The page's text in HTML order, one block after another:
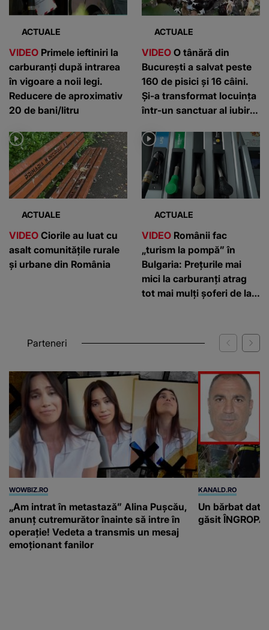
ACTUALE
VIDEO Primele ieftiniri la
carburanți după intrarea
în vigoare a noii legi.
Reducere de aproximativ
20 de bani/litru
ACTUALE
VIDEO O tânără din
București a salvat peste
160 de pisici și 16 câini.
Și-a transformat locuința
într-un sanctuar al iubirii
ACTUALE
VIDEO Ciorile au luat cu
asalt comunitățile rurale
și urbane din România
ACTUALE
VIDEO Românii fac
„turism la pompă” în
Bulgaria: Prețurile mai
mici la carburanți atrag
tot mai mulți șoferi de la
Parteneri
WOWBIZ.RO
„Am intrat în metastază” Alina Pușcău,
anunț cutremurător înainte să intre în
operație! Vedeta a transmis un mesaj
emoționant fanilor
KANALD.RO
Un bărbat dat
găsit